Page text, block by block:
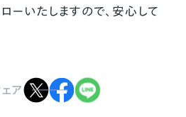
ーいたしますので、安心して
ア